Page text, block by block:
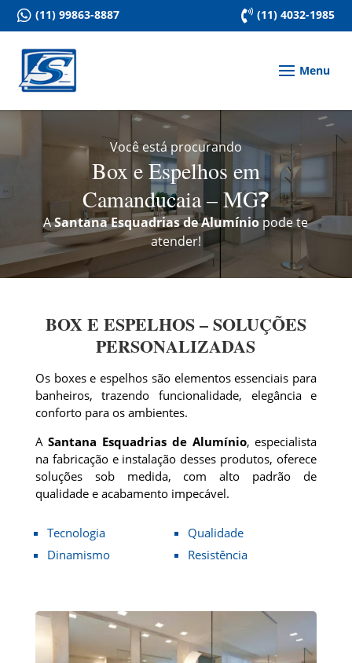
 (11) 99863-8887  (11) 4032-1985
Você está procurando
Box e Espelhos em
Camanducaia – MG?
ASantana Esquadrias de Alumíniopode te
atender!
BOX E ESPELHOS – SOLUÇÕES
PERSONALIZADAS
Os boxes e espelhos são elementos essenciais para
banheiros, trazendo funcionalidade, elegância e
conforto para os ambientes.
ASantana Esquadrias de Alumínio, especialista
na fabricação e instalação desses produtos, oferece
soluções sob medida, com alto padrão de
qualidade e acabamento impecável.
Tecnologia
Dinamismo
Qualidade
Resistência